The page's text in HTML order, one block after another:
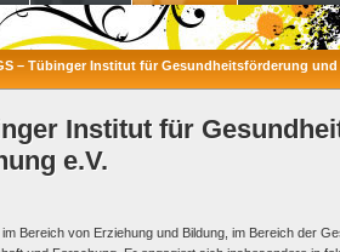
– Tübinger Institut für Gesundheitsförderung
Institut für
e.V.
im Bereich von Erziehung und Bildung, im Bereich der